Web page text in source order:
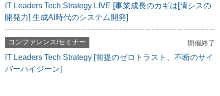
IT Leaders Tech Strategy LIVE [事業成長のカギは[情シスの
開発力] 生成AI時代のシステム開発]
コンファレンス/セミナー 開催終了
IT Leaders Tech Strategy [前提のゼロトラスト、不断のサイ
バーハイジーン]